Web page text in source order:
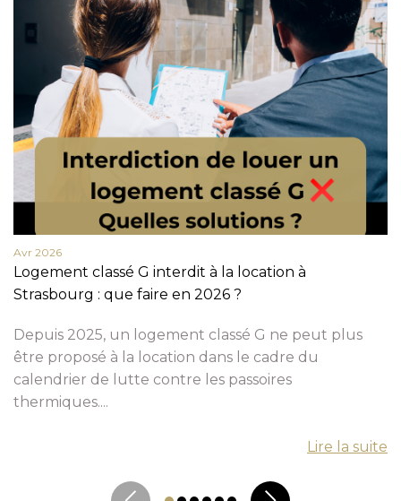
Avr 2026
Logement classé G interdit à la location à
Strasbourg : que faire en 2026 ?
Depuis 2025, un logement classé G ne peut plus
être proposé à la location dans le cadre du
calendrier de lutte contre les passoires
thermiques....
Lire la suite
Vérification